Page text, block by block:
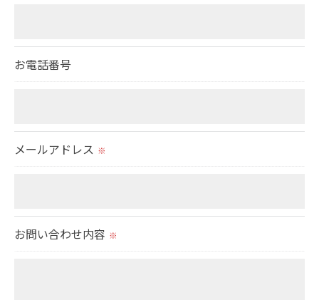
＜個人情報の開示･訂正・削除･利用停止の手続につ
用停止の手続を定めさせて頂いております。
ご本人である事を確認のうえ、対応させて頂きま
きにつきましては、お電話でお問合せ下さい。
お電話番号
メールアドレス ※
お問い合わせ内容 ※